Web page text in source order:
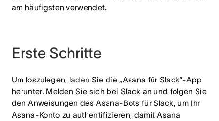
am häufigsten verwendet.
Erste Schritte
Um loszulegen, laden Sie die „Asana für Slack“-App
herunter. Melden Sie sich bei Slack an und folgen Sie
den Anweisungen des Asana-Bots für Slack, um Ihr
Asana-Konto zu authentifizieren, damit Asana